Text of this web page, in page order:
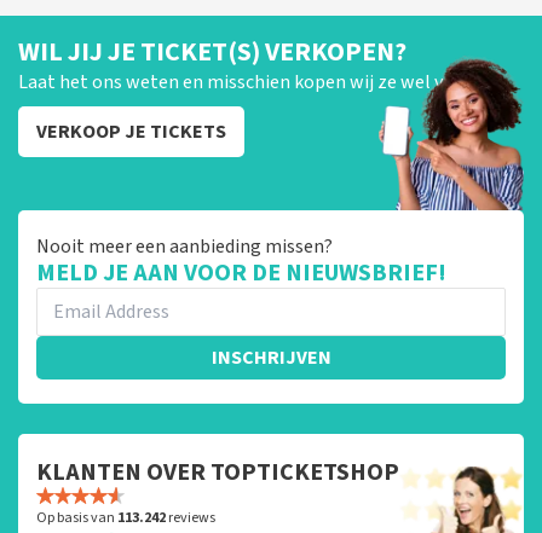
WIL JIJ JE TICKET(S) VERKOPEN?
Laat het ons weten en misschien kopen wij ze wel van je!
VERKOOP JE TICKETS
Nooit meer een aanbieding missen?
MELD JE AAN VOOR DE NIEUWSBRIEF!
INSCHRIJVEN
KLANTEN OVER TOPTICKETSHOP
Op basis van 113.242reviews